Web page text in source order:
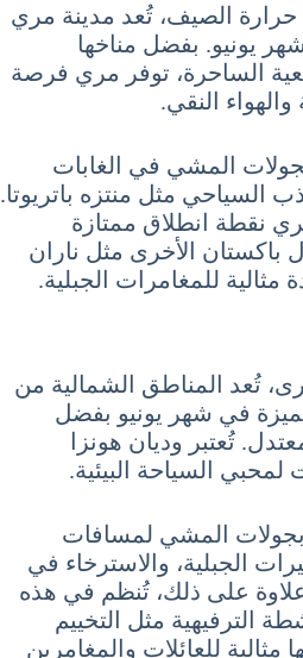
الصيف، تُعد مدينة مري
يونيو. بفضل مناخها
الساحرة، توفر مري فرصة
والهواء النقي.
المشي في الغابات
السياحي مثل منتزه باتريوتا.
نقطة انطلاق ممتازة
الأخرى مثل ناران
مثالية للمغامرات الجبلية.
تُعد المناطق الشمالية من
في شهر يونيو بفضل
تُعتبر وديان هونزا
السياحة البيئية.
بجولات المشي لمسافات
الجبلية، والاسترخاء في
على ذلك، تُنظم في هذه
الترفيهية مثل التخييم
للعائلات والمغامرين